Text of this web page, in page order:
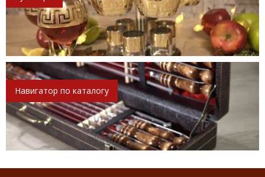
Навигатор по каталогу